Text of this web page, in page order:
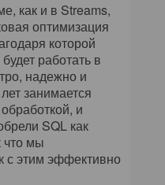
как и в Streams,
оптимизация
которой
работать в
надежно и
занимается
и
SQL как
что мы
с этим эффективно